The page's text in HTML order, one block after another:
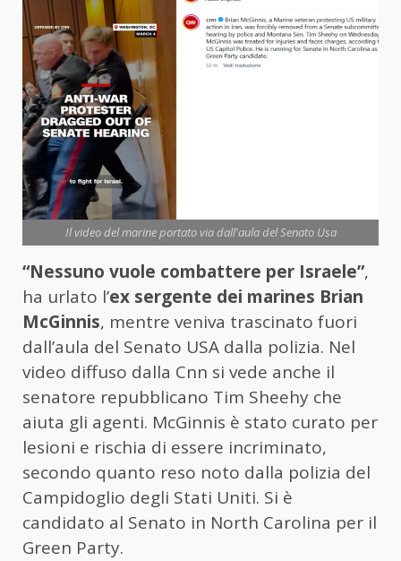
Il video del marine portato via dall'aula del Senato Usa
“Nessuno vuole combattere per Israele”,
ha urlato l’ex sergente dei marines Brian
McGinnis, mentre veniva trascinato fuori
dall’aula del Senato USA dalla polizia. Nel
video diffuso dalla Cnn si vede anche il
senatore repubblicano Tim Sheehy che
aiuta gli agenti. McGinnis è stato curato per
lesioni e rischia di essere incriminato,
secondo quanto reso noto dalla polizia del
Campidoglio degli Stati Uniti. Si è
candidato al Senato in North Carolina per il
Green Party.